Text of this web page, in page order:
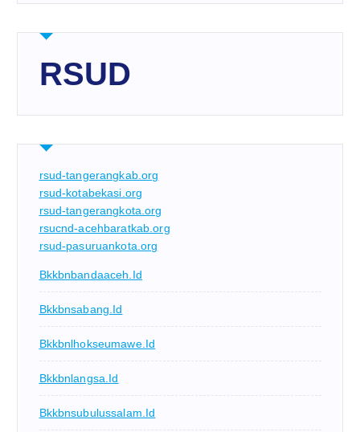
RSUD
rsud-tangerangkab.org
rsud-kotabekasi.org
rsud-tangerangkota.org
rsucnd-acehbaratkab.org
rsud-pasuruankota.org
Bkkbnbandaaceh.id
Bkkbnsabang.id
Bkkbnlhokseumawe.id
Bkkbnlangsa.id
Bkkbnsubulussalam.id